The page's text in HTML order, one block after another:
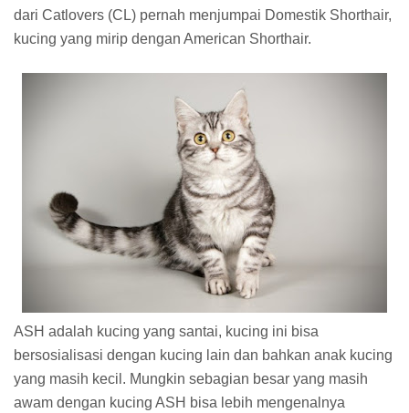
dari Catlovers (CL) pernah menjumpai Domestik Shorthair,
kucing yang mirip dengan American Shorthair.
ASH adalah kucing yang santai, kucing ini bisa
bersosialisasi dengan kucing lain dan bahkan anak kucing
yang masih kecil. Mungkin sebagian besar yang masih
awam dengan kucing ASH bisa lebih mengenalnya